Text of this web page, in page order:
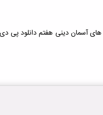
های آسمان دینی هفتم دانلود پی